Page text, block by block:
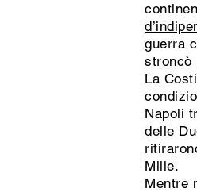
guerra
stroncò
La
Napoli
delle
Mille.
Mentre